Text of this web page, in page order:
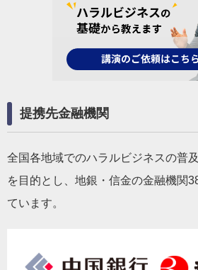
提携先金融機関
全国各地域でのハラルビジネスの普
を目的とし、地銀・信金の金融機関
ています。